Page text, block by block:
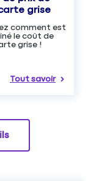
grise
comment est
le coût de
grise !
Tout savoir